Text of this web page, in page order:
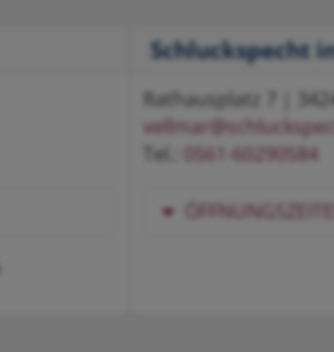
Schluckspecht
Rathausplatz 7 |
Tel.:
0561-60290584